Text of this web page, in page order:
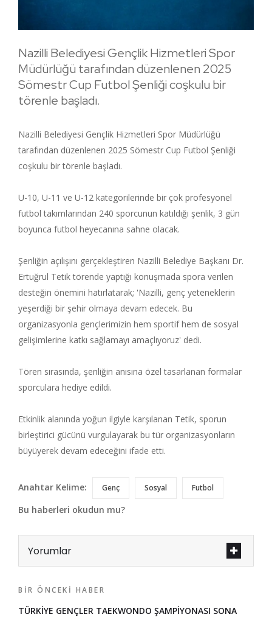
Nazilli Belediyesi Gençlik Hizmetleri Spor
Müdürlüğü tarafından düzenlenen 2025
Sömestr Cup Futbol Şenliği coşkulu bir
törenle başladı.
Nazilli Belediyesi Gençlik Hizmetleri Spor Müdürlüğü
tarafından düzenlenen 2025 Sömestr Cup Futbol Şenliği
coşkulu bir törenle başladı.
U-10, U-11 ve U-12 kategorilerinde bir çok profesyonel
futbol takımlarından 240 sporcunun katıldığı şenlik, 3 gün
boyunca futbol heyecanına sahne olacak.
Şenliğin açılışını gerçekleştiren Nazilli Belediye Başkanı Dr.
Ertuğrul Tetik törende yaptığı konuşmada spora verilen
desteğin önemini hatırlatarak; 'Nazilli, genç yeteneklerin
yeşerdiği bir şehir olmaya devam edecek. Bu
organizasyonla gençlerimizin hem sportif hem de sosyal
gelişimlerine katkı sağlamayı amaçlıyoruz' dedi.
Tören sırasında, şenliğin anısına özel tasarlanan formalar
sporculara hediye edildi.
Etkinlik alanında yoğun ilgiyle karşılanan Tetik, sporun
birleştirici gücünü vurgulayarak bu tür organizasyonların
büyüyerek devam edeceğini ifade etti.
Anahtar Kelime: Genç Sosyal Futbol
Bu haberleri okudun mu?
Yorumlar
BIR ÖNCEKI HABER
TÜRKİYE GENÇLER TAEKWONDO ŞAMPİYONASI SONA